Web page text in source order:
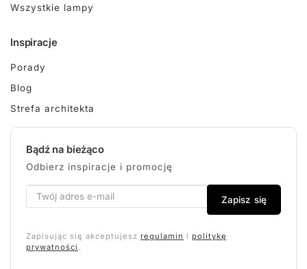
Wszystkie lampy
Inspiracje
Porady
Blog
Strefa architekta
Bądź na bieżąco
Odbierz inspiracje i promocję
Zapisz się
Zapisując się akceptujesz regulamin i politykę
prywatności .